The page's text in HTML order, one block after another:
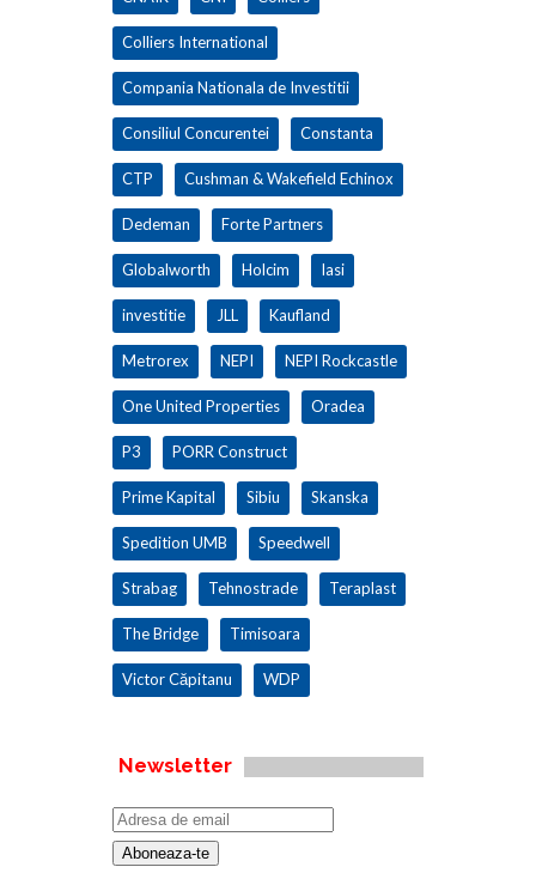
Colliers International
Compania Nationala de Investitii
Consiliul Concurentei Constanta
CTP Cushman & Wakefield Echinox
Dedeman Forte Partners
Globalworth Holcim Iasi
investitie JLL Kaufland
Metrorex NEPI NEPI Rockcastle
One United Properties Oradea
P3 PORR Construct
Prime Kapital Sibiu Skanska
Spedition UMB Speedwell
Strabag Tehnostrade Teraplast
The Bridge Timisoara
Victor Căpitanu WDP
Newsletter